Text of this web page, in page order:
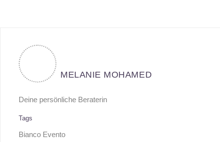
MELANIE MOHAMED
Deine persönliche Beraterin
Tags
Bianco Evento